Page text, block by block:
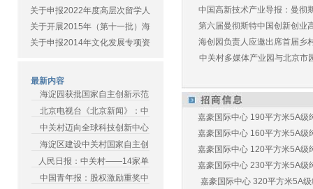
关于申报2022年度高层次留学人
关于开展2015年（第十一批）海
关于申报2014年文化发展专项资
最新内容
海淀园获批国家自主创新示范
北京电视台《北京新闻》：中
中关村迈向全球科技创新中心
海淀区建设中关村国家自主创
人民日报：中关村——14家单
中国青年报：股权激励重奖中
中国高新技术产业导报：曼彻
第六届曼彻斯特中国创新创业
海创园负责人应邀出席首届乡
中关村多媒体产业园与北京市
嘉豪国际中心 190平方米5A级
嘉豪国际中心 160平方米5A级
嘉豪国际中心 120平方米5A级
嘉豪国际中心 230平方米5A级
嘉豪国际中心 320平方米5A